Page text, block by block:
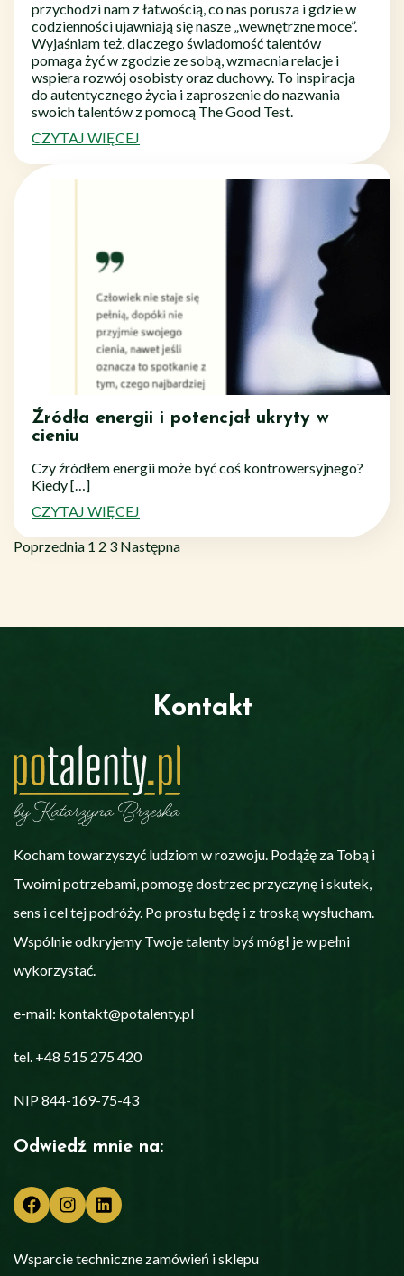
przychodzi nam z łatwością, co nas porusza i gdzie w
codzienności ujawniają się nasze „wewnętrzne moce”.
Wyjaśniam też, dlaczego świadomość talentów
pomaga żyć w zgodzie ze sobą, wzmacnia relacje i
wspiera rozwój osobisty oraz duchowy. To inspiracja
do autentycznego życia i zaproszenie do nazwania
swoich talentów z pomocą The Good Test.
CZYTAJ WIĘCEJ
Źródła energii i potencjał ukryty w
cieniu
Czy źródłem energii może być coś kontrowersyjnego?
Kiedy […]
CZYTAJ WIĘCEJ
Stronicowanie
Poprzednia Page
1 Page
2 Page
3 Następna
Kontakt
Kocham towarzyszyć ludziom w rozwoju. Podążę za Tobą i
Twoimi potrzebami, pomogę dostrzec przyczynę i skutek,
sens i cel tej podróży. Po prostu będę i z troską wysłucham.
Wspólnie odkryjemy Twoje talenty byś mógł je w pełni
wykorzystać.
e-mail: kontakt@potalenty.pl
tel. +48 515 275 420
NIP 844-169-75-43
Odwiedź mnie na:
Instagram
Wsparcie techniczne zamówień i sklepu